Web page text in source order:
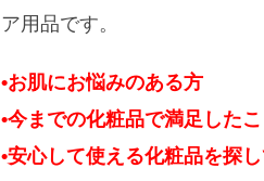
ア用品です。
•お肌にお悩みのある方
•今までの化粧品で満足した
•安心して使える化粧品を探